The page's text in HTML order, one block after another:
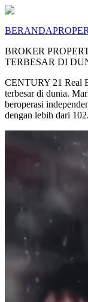
BERANDA
BROKER
TERBESAR DI
CENTURY 21 Real
terbesar di dunia.
beroperasi
dengan lebih dari